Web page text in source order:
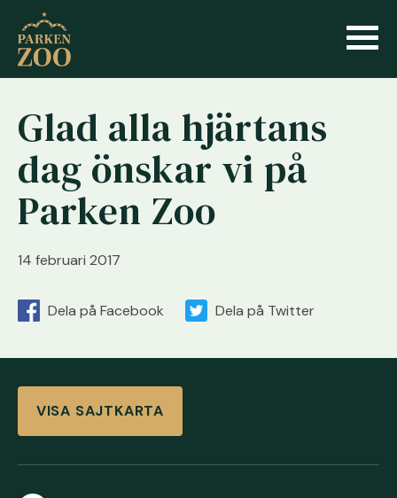
Glad alla hjärtans
dag önskar vi på
Parken Zoo
14 februari 2017
Dela på Facebook Dela på Twitter
VISA SAJTKARTA